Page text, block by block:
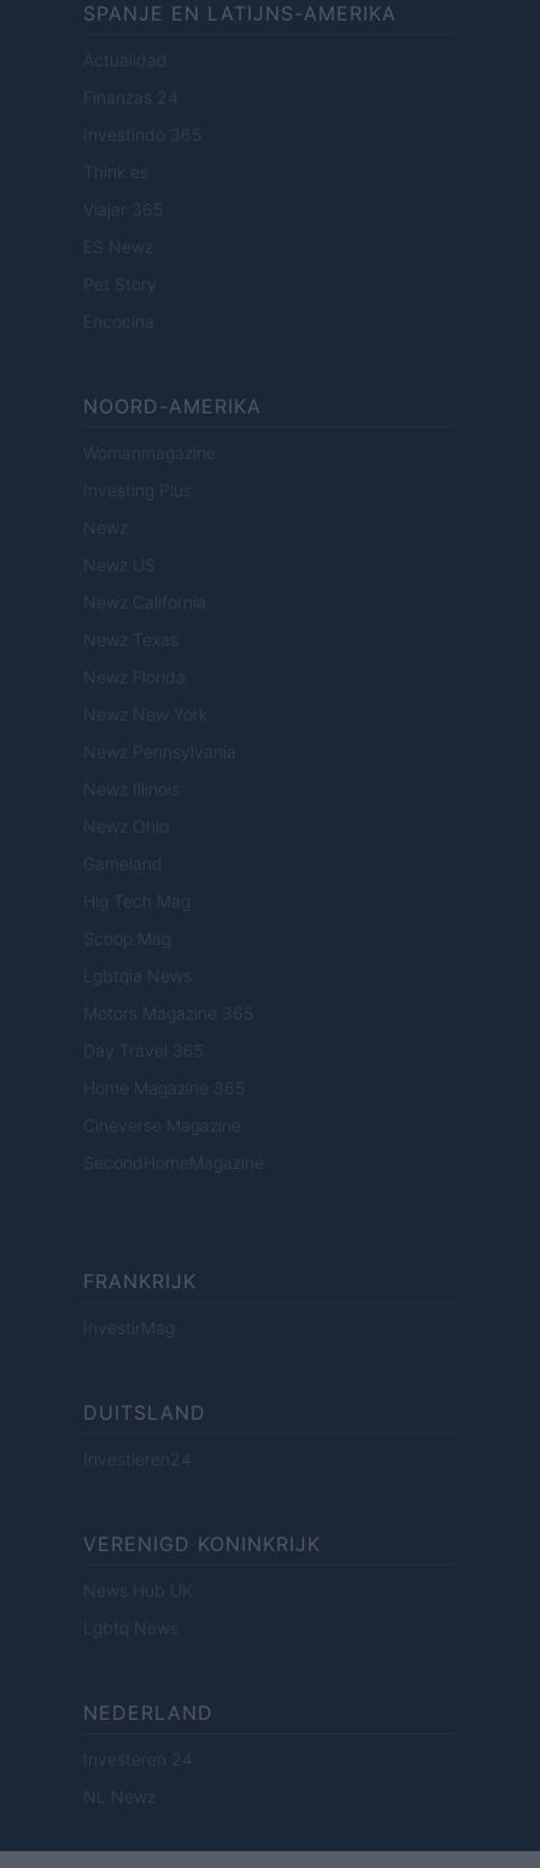
SPANJE EN LATIJNS-AMERIKA
Actualidad
Finanzas 24
Investindo 365
Think.es
Viajar 365
ES Newz
Pet Story
Encocina
NOORD-AMERIKA
Womanmagazine
Investing Plus
Newz
Newz US
Newz California
Newz Texas
Newz Florida
Newz New York
Newz Pennsylvania
Newz Illinois
Newz Ohio
Gameland
Hig Tech Mag
Scoop Mag
Lgbtqia News
Motors Magazine 365
Day Travel 365
Home Magazine 365
Cineverse Magazine
SecondHomeMagazine
FRANKRIJK
InvestirMag
DUITSLAND
Investieren24
VERENIGD KONINKRIJK
News Hub UK
Lgbtq News
NEDERLAND
Investeren 24
NL Newz